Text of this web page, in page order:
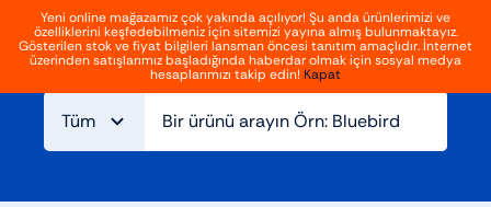
Yeni online mağazamız çok yakında açılıyor! Şu anda ürünlerimizi ve
özelliklerini keşfedebilmeniz için sitemizi yayına almış bulunmaktayız.
Gösterilen stok ve fiyat bilgileri lansman öncesi tanıtım amaçlıdır. İnternet
üzerinden satışlarımız başladığında haberdar olmak için sosyal medya
hesaplarımızı takip edin! Kapat
İçeriğe
geç
Gezinmeyi
aç/kapat
Hakkımızda
Giriş Kayıt Ol